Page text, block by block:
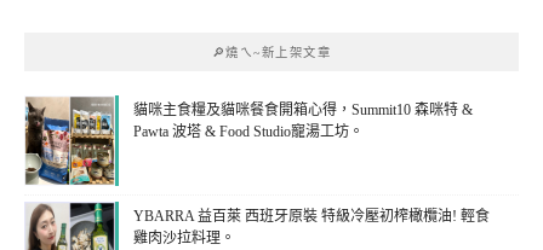
🔎燒ㄟ~新上架文章
貓咪主食糧及貓咪餐食開箱心得，Summit10 森咪特 &
Pawta 波塔 & Food Studio寵湯工坊。
YBARRA 益百萊 西班牙原裝 特級冷壓初榨橄欖油! 輕食
雞肉沙拉料理。